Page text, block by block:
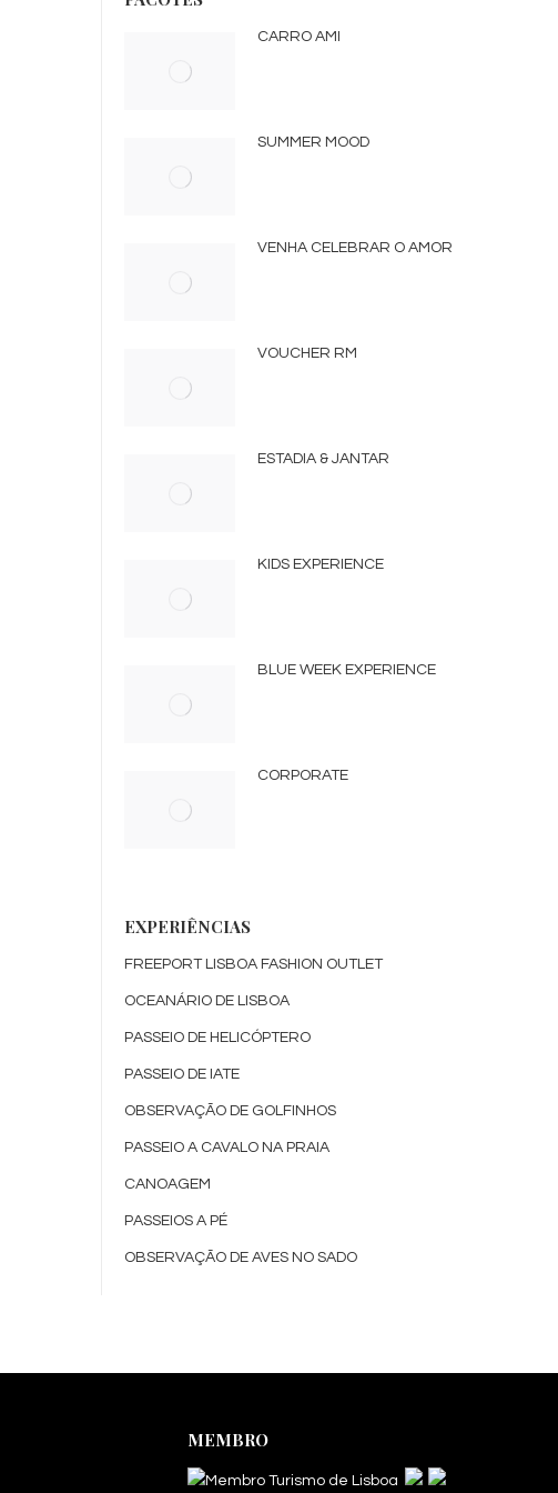
CARRO AMI
SUMMER MOOD
VENHA CELEBRAR O AMOR
VOUCHER RM
ESTADIA & JANTAR
KIDS EXPERIENCE
BLUE WEEK EXPERIENCE
CORPORATE
EXPERIÊNCIAS
FREEPORT LISBOA FASHION OUTLET
OCEANÁRIO DE LISBOA
PASSEIO DE HELICÓPTERO
PASSEIO DE IATE
OBSERVAÇÃO DE GOLFINHOS
PASSEIO A CAVALO NA PRAIA
CANOAGEM
PASSEIOS A PÉ
OBSERVAÇÃO DE AVES NO SADO
MEMBRO